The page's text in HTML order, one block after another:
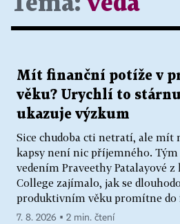
Mít finanční potíže v
věku? Urychlí to
ukazuje výzkum
Sice chudoba cti netratí, ale mít
kapsy není nic příjemného. Tým
vedením Praveethy Patalayové
College zajímalo, jak se
produktivním věku promítne do
7. 8. 2026 ▪ 2 min. čtení